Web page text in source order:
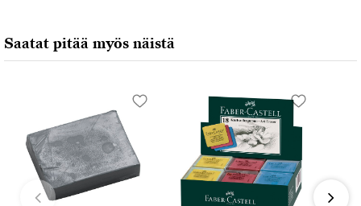
Saatat pitää myös näistä